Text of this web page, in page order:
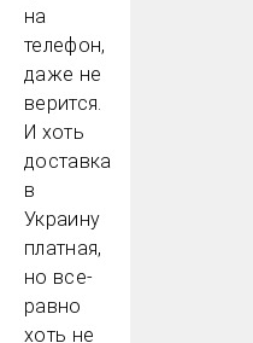
на
телефон,
даже не
верится.
И хоть
доставка
в
Украину
платная,
но все-
равно
хоть не